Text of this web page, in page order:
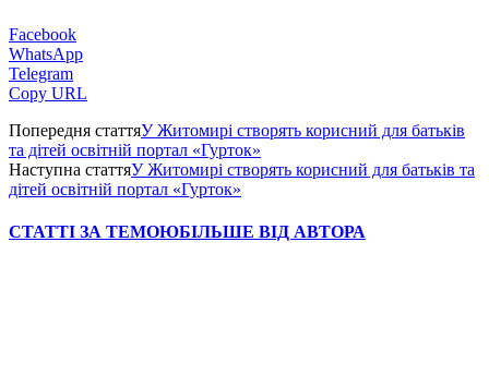
Facebook
WhatsApp
Telegram
Copy URL
Попередня статтяУ Житомирі створять корисний для батьків
та дітей освітній портал «Гурток»
Наступна статтяУ Житомирі створять корисний для батьків та
дітей освітній портал «Гурток»
СТАТТІ ЗА ТЕМОЮБІЛЬШЕ ВІД АВТОРА